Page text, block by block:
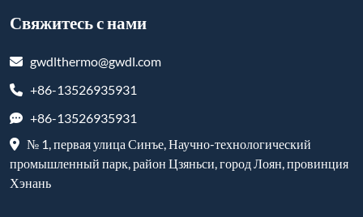
Свяжитесь с нами
gwdlthermo@gwdl.com
+86-13526935931
+86-13526935931
№ 1, первая улица Синъе, Научно-технологический
промышленный парк, район Цзяньси, город Лоян, провинция
Хэнань